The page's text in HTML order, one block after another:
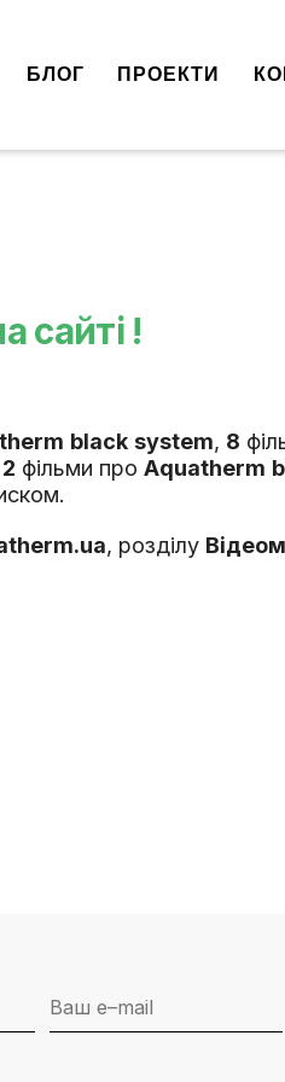
БЛОГ ПРОЕКТИ
сайті !
black system, 8
фільми проAquatherm
, розділу